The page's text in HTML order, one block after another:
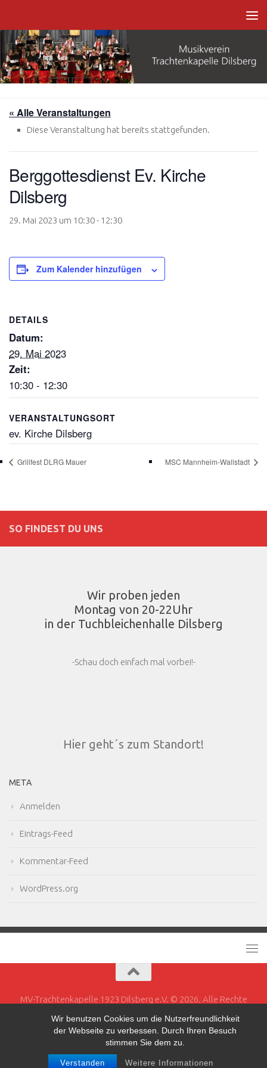
Wir benutzen Cookies um die Nutzerfreundlichkeit
der Webseite zu verbessen. Durch Ihren Besuch
stimmen Sie dem zu.
Verstanden Weitere Informationen
« Alle Veranstaltungen
Diese Veranstaltung hat bereits stattgefunden.
Berggottesdienst Ev. Kirche
Dilsberg
29. Mai 2023 um 10:30- 12:30
Zum Kalender hinzufügen
DETAILS
Datum:
29. Mai 2023
Zeit:
10:30 - 12:30
VERANSTALTUNGSORT
ev. Kirche Dilsberg
Grillfest DLRG Mauer MSC Mannheim-Wallstadt
SO FINDEST DU UNS
Wir proben jeden
Montag von 20-22Uhr
in der Tuchbleichenhalle Dilsberg
-Schau doch einfach mal vorbei!-
Hier geht´s zum Standort!
META
Anmelden
Eintrags-Feed
Kommentar-Feed
WordPress.org
MV-Trachtenkapelle 1923 Dilsberg e.V. © 2026. Alle Rechte
Powered by - Entworfen mit demHueman-Theme